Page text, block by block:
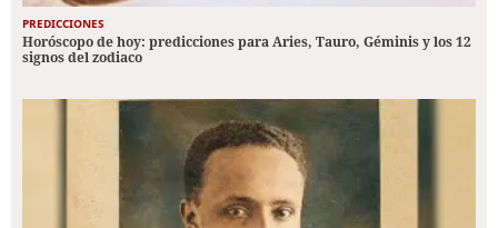
PREDICCIONES
Horóscopo de hoy: predicciones para Aries, Tauro, Géminis y los 12
signos del zodiaco